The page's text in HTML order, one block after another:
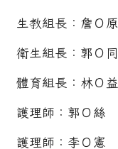
生教組長：詹Ｏ原
衛生組長：郭Ｏ同
體育組長：林Ｏ益
護理師：郭Ｏ絲
護理師：李Ｏ憲